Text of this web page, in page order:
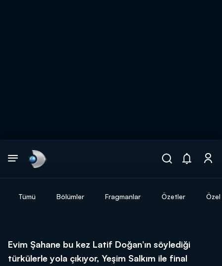
Tümü Bölümler Fragmanlar Özetler
Evim Şahane bu kez Latif Doğan’ın söylediği
türkülerle yola çıkıyor, Yeşim Salkım ile final